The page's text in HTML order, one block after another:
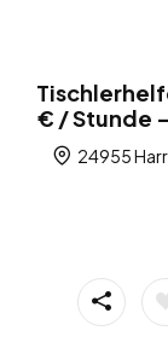
€ / Stunde
24955